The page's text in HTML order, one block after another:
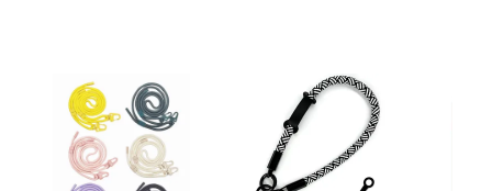
加入購物車